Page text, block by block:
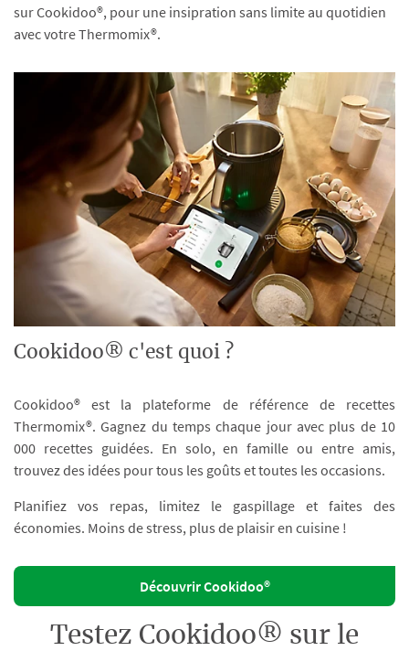
sur Cookidoo®, pour une insipration sans limite au quotidien
avec votre Thermomix®.
Cookidoo® c'est quoi ?
Cookidoo® est la plateforme de référence de recettes
Thermomix®. Gagnez du temps chaque jour avec plus de 10
000 recettes guidées. En solo, en famille ou entre amis,
trouvez des idées pour tous les goûts et toutes les occasions.
Planifiez vos repas, limitez le gaspillage et faites des
économies. Moins de stress, plus de plaisir en cuisine !
Découvrir Cookidoo®
Testez Cookidoo® sur le